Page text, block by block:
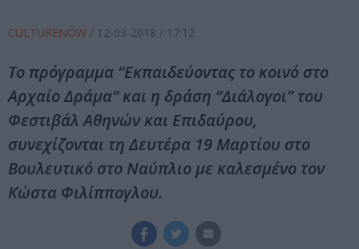
CULTURENOW / 12-03-2018 / 17:12
Το πρόγραμμα “Εκπαιδεύοντας το κοινό στο
Αρχαίο Δράμα” και η δράση “Διάλογοι” του
Φεστιβάλ Αθηνών και Επιδαύρου,
συνεχίζονται τη Δευτέρα 19 Μαρτίου στο
Βουλευτικό στο Ναύπλιο με καλεσμένο τον
Κώστα Φιλίππογλου.